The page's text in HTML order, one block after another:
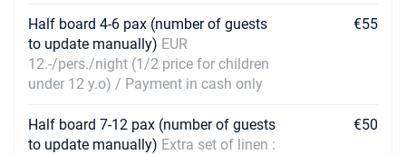
€2821
Забронировать
01/05/2027 - 08/05/2027
Забронировать
€2506
Забронировать
Half board 4-6 pax (number of guests
to update manually) EUR
12.-/pers./night (1/2 price for children
under 12 y.o) / Payment in cash only
€55
Half board 7-12 pax (number of guests
to update manually) Extra set of linen :
€50